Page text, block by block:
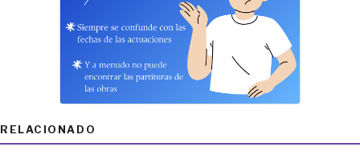
RELACIONADO